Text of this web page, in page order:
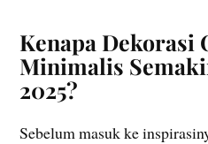
Kenapa Dekorasi
Minimalis
2025?
Sebelum masuk ke